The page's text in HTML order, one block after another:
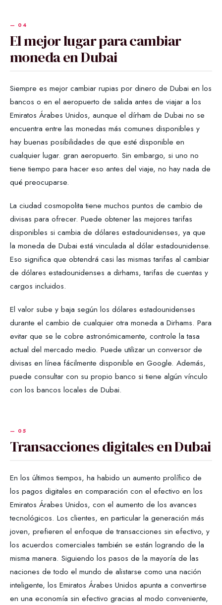
El mejor lugar para cambiar
moneda en Dubai
Siempre es mejor cambiar rupias por dinero de Dubai en los
bancos o en el aeropuerto de salida antes de viajar a los
Emiratos Árabes Unidos, aunque el dírham de Dubai no se
encuentra entre las monedas más comunes disponibles y
hay buenas posibilidades de que esté disponible en
cualquier lugar. gran aeropuerto. Sin embargo, si uno no
tiene tiempo para hacer eso antes del viaje, no hay nada de
qué preocuparse.
La ciudad cosmopolita tiene muchos puntos de cambio de
divisas para ofrecer. Puede obtener las mejores tarifas
disponibles si cambia de dólares estadounidenses, ya que
la moneda de Dubai está vinculada al dólar estadounidense.
Eso significa que obtendrá casi las mismas tarifas al cambiar
de dólares estadounidenses a dirhams, tarifas de cuentas y
cargos incluidos.
El valor sube y baja según los dólares estadounidenses
durante el cambio de cualquier otra moneda a Dirhams. Para
evitar que se le cobre astronómicamente, controle la tasa
actual del mercado medio. Puede utilizar un conversor de
divisas en línea fácilmente disponible en Google. Además,
puede consultar con su propio banco si tiene algún vínculo
con los bancos locales de Dubai.
Transacciones digitales en Dubai
En los últimos tiempos, ha habido un aumento prolífico de
los pagos digitales en comparación con el efectivo en los
Emiratos Árabes Unidos, con el aumento de los avances
tecnológicos. Los clientes, en particular la generación más
joven, prefieren el enfoque de transacciones sin efectivo, y
los acuerdos comerciales también se están logrando de la
misma manera. Siguiendo los pasos de la mayoría de las
naciones de todo el mundo de alistarse como una nación
inteligente, los Emiratos Árabes Unidos apunta a convertirse
en una economía sin efectivo gracias al modo conveniente,